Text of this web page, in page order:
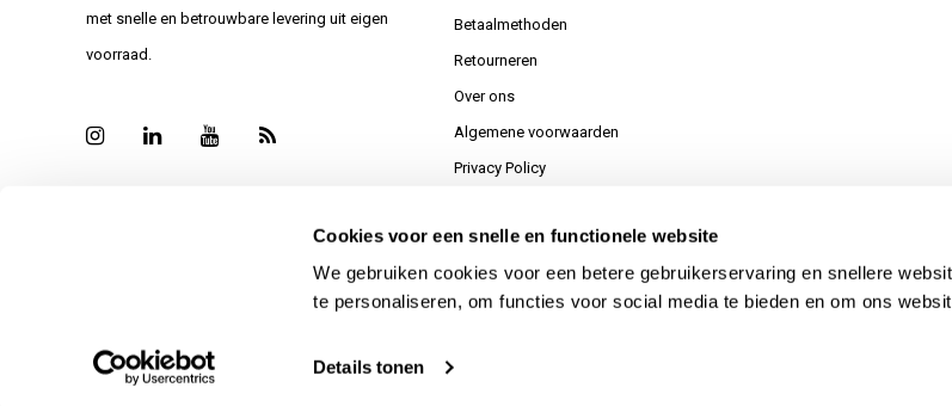
Cookies voor een snelle en functionele website
We gebruiken cookies voor een betere gebruikerservaring en snellere
te personaliseren, om functies voor social media te bieden en om ons
Details tonen
met snelle en betrouwbare levering uit eigen
voorraad.
Betaalmethoden
Retourneren
Over ons
Algemene voorwaarden
Privacy Policy
Bedankt voor uw aanvraag
Reviews